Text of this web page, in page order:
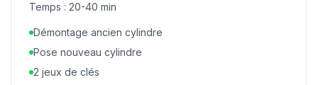
Temps : 20-40 min
Démontage ancien cylindre
Pose nouveau cylindre
2 jeux de clés